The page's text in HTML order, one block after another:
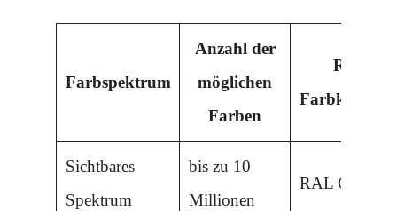
Farbspektrum
Anzahl der
möglichen
Farben
RAL-
Sichtbares
Spektrum
bis zu 10
Millionen
RAL Classic